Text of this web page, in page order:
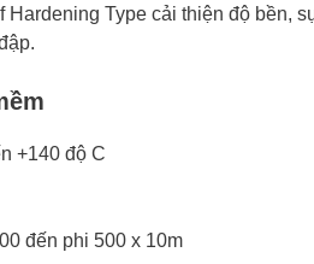
Type cải thiện độ bền,
+140 độ C
đến phi 500 x 10m